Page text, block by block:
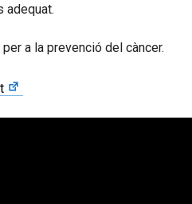
adequat.
a la prevenció del càncer.